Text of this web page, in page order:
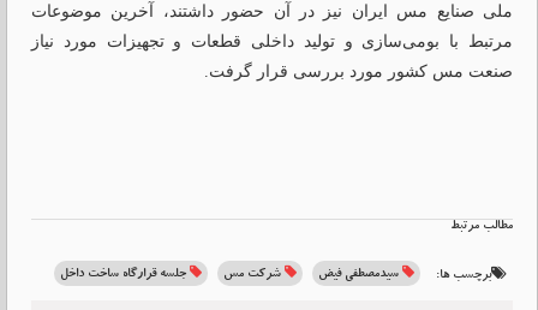
ملی صنایع مس ایران نیز در آن حضور داشتند، آخرین موضوعات
مرتبط با بومی‌سازی و تولید داخلی قطعات و تجهیزات مورد نیاز
صنعت مس کشور مورد بررسی قرار گرفت.
مطالب مرتبط
برچسب ها: سیدمصطفی فیض شرکت مس جلسه قرارگاه ساخت داخل